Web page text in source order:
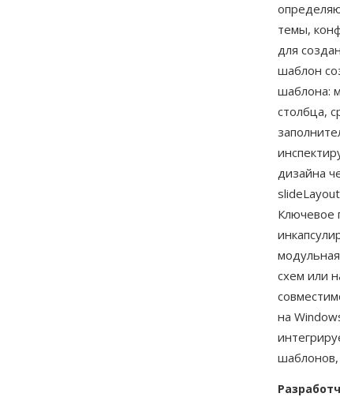
темы,
для
шаблон
шаблона:
столбца,
дизайна
Ключевое
схем или
на
шаблонов,